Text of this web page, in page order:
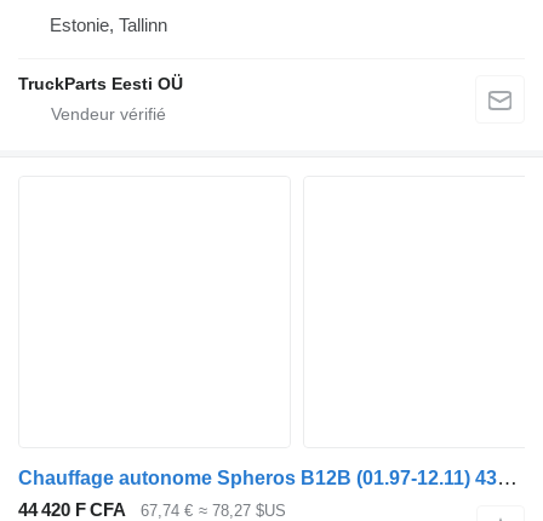
Estonie, Tallinn
TruckParts Eesti OÜ
Chauffage autonome Spheros B12B (01.97-12.11) 43152D pour Volvo B6, B7, B9, B10, B12 bus (1978-2011)
44 420 F CFA 67,74 € ≈ 78,27 $US